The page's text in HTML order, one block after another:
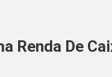
Renda De